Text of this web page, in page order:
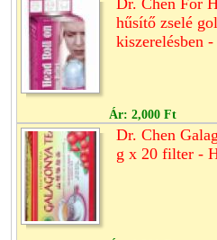
hűsítő zselé
kiszerelésben
Ár: 2,000 Ft
Dr. Chen
g x 20 filter -